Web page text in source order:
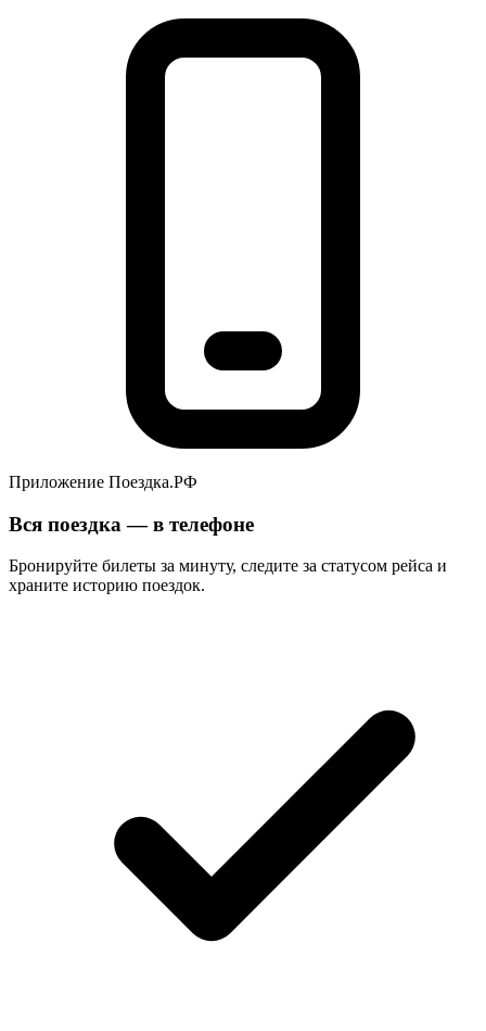
Приложение Поездка.РФ
Вся поездка — в телефоне
Бронируйте билеты за минуту, следите за статусом рейса и
храните историю поездок.